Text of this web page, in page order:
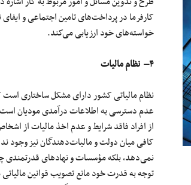
کارفرما درپرداخت‌هایتامین اجتماعیو
خواسته‌هایخودارزیابیمی‌کند.
۴– نظام مالیات
نظام مالیاتی کشور دارای مشکل ساختاری
عدم دسترسی به اطلاعات درآمدیمودیان
از افراد فاقد شرایط و عدم اخذ مالیات از
کافی میان دولت ومالیات‌دهندگاننیز وجود
نمی‌دهد، بلکهمؤسساتونهادهایقدرتمندی
توجهبهقدرتخود مانع تصویب قوانینمالیاتی